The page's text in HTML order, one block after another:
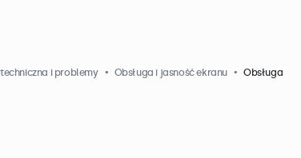
i problemy Obsługa i jasność ekranu Obsługa